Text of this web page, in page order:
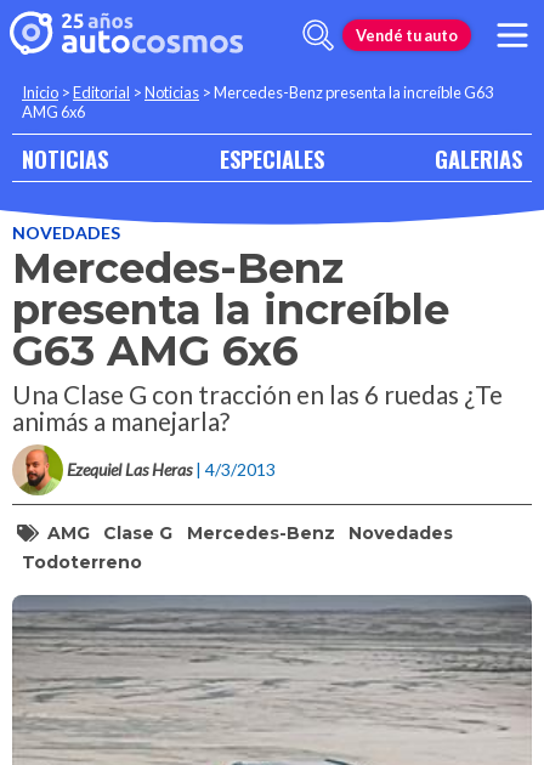
Vendé tu auto
Inicio >Editorial >Noticias >Mercedes-Benz presenta la increíble G63
AMG 6x6
NOTICIAS ESPECIALES GALERIAS
NOVEDADES
Mercedes-Benz
presenta la increíble
G63 AMG 6x6
Una Clase G con tracción en las 6 ruedas ¿Te
animás a manejarla?
Ezequiel Las Heras | 4/3/2013
AMG Clase G Mercedes-Benz
Novedades
Todoterreno